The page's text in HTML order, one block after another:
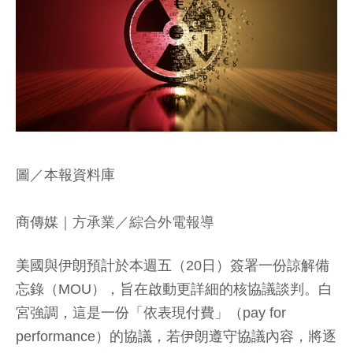
圖／本報資料庫
商傳媒 ｜方承業／綜合外電報導
美國與伊朗預計於本週五（20日）簽署一份諒解備
忘錄（MOU），旨在啟動更詳細的核協議談判。白
宮強調，這是一份「依表現付費」（pay for
performance）的協議，若伊朗遵守協議內容，將逐